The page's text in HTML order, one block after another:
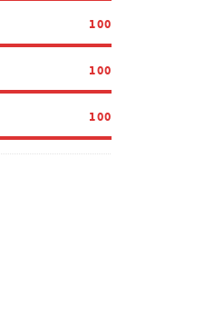
100%
100%
100%